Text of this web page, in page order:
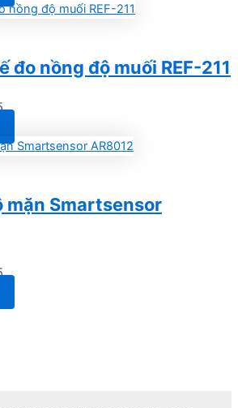
đo nồng độ muối REF-211
mặn Smartsensor